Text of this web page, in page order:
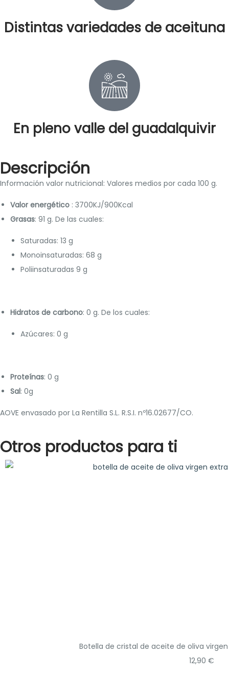
Distintas variedades de aceituna
En pleno valle del guadalquivir
Descripción
Información valor nutricional: Valores medios por cada 100 g.
Valor energético : 3700KJ/900Kcal
Grasas: 91 g. De las cuales:
Saturadas: 13 g
Monoinsaturadas: 68 g
Poliinsaturadas 9 g
Hidratos de carbono: 0 g. De los cuales:
Azúcares: 0 g
Proteínas: 0 g
Sal: 0g
AOVE envasado por La Rentilla S.L. R.S.I. nº16.02677/CO.
Otros productos para ti
Botella de cristal de aceite de oliva
12,90 €